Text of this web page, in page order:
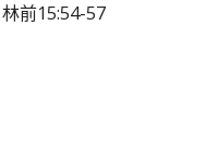
前15:54-57